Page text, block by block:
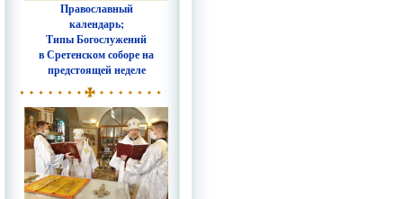
Православный
календарь;
Типы Богослужений
в Сретенском соборе на
предстоящей неделе